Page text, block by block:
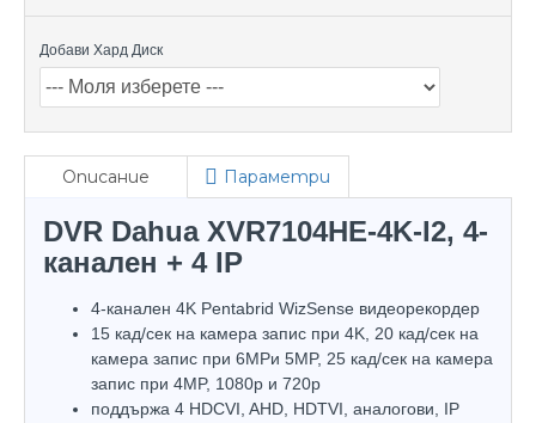
Добави Хард Диск
Описание Параметри
DVR Dahua XVR7104HE-4K-I2, 4-
канален + 4 IP
4-канален 4K Pentabrid WizSense видеорекордер
15 кад/сек на камера запис при 4K, 20 кад/сек на
камера запис при 6MPи 5MP, 25 кад/сек на камера
запис при 4MP, 1080p и 720p
поддържа 4 HDCVI, AHD, HDTVI, аналогови, IP